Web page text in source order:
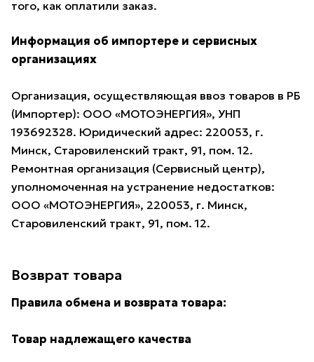
того, как оплатили заказ.
Информация об импортере и сервисных
организациях
Организация, осуществляющая ввоз товаров в РБ
(Импортер): ООО «МОТОЭНЕРГИЯ», УНП
193692328. Юридический адрес: 220053, г.
Минск, Старовиленский тракт, 91, пом. 12.
Ремонтная организация (Сервисный центр),
уполномоченная на устранение недостатков:
ООО «МОТОЭНЕРГИЯ», 220053, г. Минск,
Старовиленский тракт, 91, пом. 12.
Возврат товара
Правила обмена и возврата товара:
Товар надлежащего качества